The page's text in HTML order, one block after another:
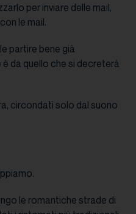
per inviare delle mail,
le mail.
partire bene già
da quello che si decreterà
circondati solo dal suono
le romantiche strade di